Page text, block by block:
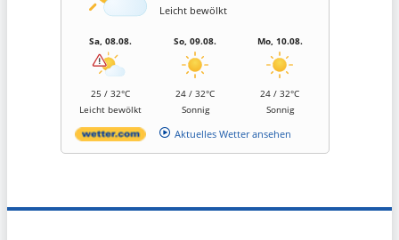
Leicht bewölkt
Sa, 08.08.
25 / 32°C
Leicht bewölkt
So, 09.08.
24 / 32°C
Sonnig
Mo, 10.08.
24 / 32°C
Sonnig
Aktuelles Wetter ansehen